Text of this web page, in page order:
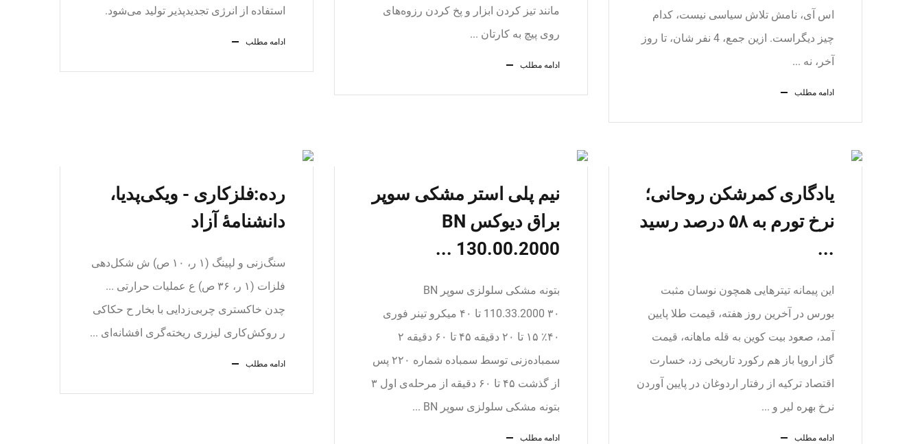
اس آی، نامش تلاش سیاسی نیست، کدام
چیز دیگراست. ازین جمع، 4 نفر شان، تا روز
آخر، نه ...
ادامه مطلب
مانند تیز کردن ابزار و پخ کردن رزوه‌های
روی پیچ به کارتان ...
ادامه مطلب
استفاده از انرژی تجدیدپذیر تولید می‌شود.
ادامه مطلب
یادگاری کمرشکن روحانی؛
نرخ تورم به ۵۸ درصد رسید
...
این پیمانه تیتر‌هایی همچون نوسان مثبت
بورس در آخرین روز هفته، قیمت طلا پایین
آمد، صعود بیت کوین به قله ماهانه، قیمت
گاز اروپا باز هم رکورد تاریخی زد، خسارت
اقتصاد ترکیه از رفتار اردوغان در پایین آوردن
نرخ بهره لیر و ...
ادامه مطلب
نیم پلی استر مشکی سوپر
براق دیوکس BN
130.00.2000 ...
بتونه مشکی سلولزی سوپر BN
110.33.2000 ۳۰ تا ۴۰ میکرو تینر فوری
۴۰٪ ۱۵ تا ۲۰ دقیقه ۴۵ تا ۶۰ دقیقه ۲
سمباده‌زنی توسط سمباده شماره ۲۲۰ پس
از گذشت ۴۵ تا ۶۰ دقیقه از مرحله‌ی اول ۳
بتونه مشکی سلولزی سوپر BN ...
ادامه مطلب
رده:فلزکاری - ویکی‌پدیا،
دانشنامهٔ آزاد
سنگ‌زنی و لپینگ‏ (۱ ر، ۱۰ ص) ش شکل‌دهی
فلزات‏ (۱ ر، ۳۶ ص) ع عملیات حرارتی ...
چدن خاکستری چربی‌زدایی با بخار ح حکاکی
ر روکش‌کاری لیزری ریخته‌گری افشانه‌ای ...
ادامه مطلب